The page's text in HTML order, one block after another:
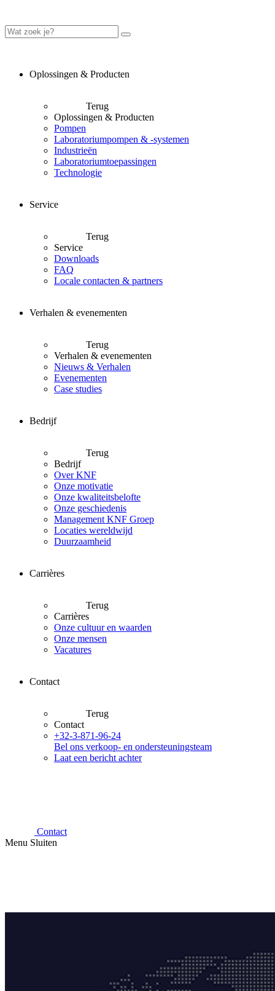
Oplossingen & Producten
Terug
Oplossingen & Producten
Pompen
Laboratoriumpompen & -systemen
Industrieën
Laboratoriumtoepassingen
Technologie
Service
Terug
Service
Downloads
FAQ
Locale contacten & partners
Verhalen & evenementen
Terug
Verhalen & evenementen
Nieuws & Verhalen
Evenementen
Case studies
Bedrijf
Terug
Bedrijf
Over KNF
Onze motivatie
Onze kwaliteitsbelofte
Onze geschiedenis
Management KNF Groep
Locaties wereldwijd
Duurzaamheid
Carrières
Terug
Carrières
Onze cultuur en waarden
Onze mensen
Vacatures
Contact
Terug
Contact
+32-3-871-96-24
Bel ons verkoop- en ondersteuningsteam
Laat een bericht achter
Contact
Menu Sluiten